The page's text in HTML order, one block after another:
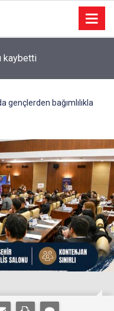
kaybetti
gençlerden bağımlılıkla